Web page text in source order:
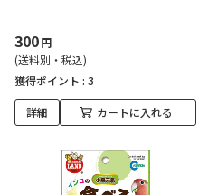
300円
(送料別・税込)
獲得ポイント : 3
詳細 カートに入れる